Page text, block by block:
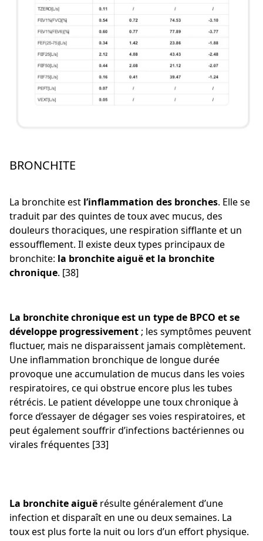
BRONCHITE
La bronchite est l’inflammation des bronches. Elle se
traduit par des quintes de toux avec mucus, des
douleurs thoraciques, une respiration sifflante et un
essoufflement. Il existe deux types principaux de
bronchite: la bronchite aiguë et la bronchite
chronique. [38]
La bronchite chronique est un type de BPCO et se
développe progressivement ; les symptômes peuvent
fluctuer, mais ne disparaissent jamais complètement.
Une inflammation bronchique de longue durée
provoque une accumulation de mucus dans les voies
respiratoires, ce qui obstrue encore plus les tubes
rétrécis. Le patient développe une toux chronique à
force d’essayer de dégager ses voies respiratoires, et
peut également souffrir d’infections bactériennes ou
virales fréquentes [33]
La bronchite aiguë résulte généralement d’une
infection et disparaît en une ou deux semaines. La
toux est plus forte la nuit ou lors d’un effort physique.